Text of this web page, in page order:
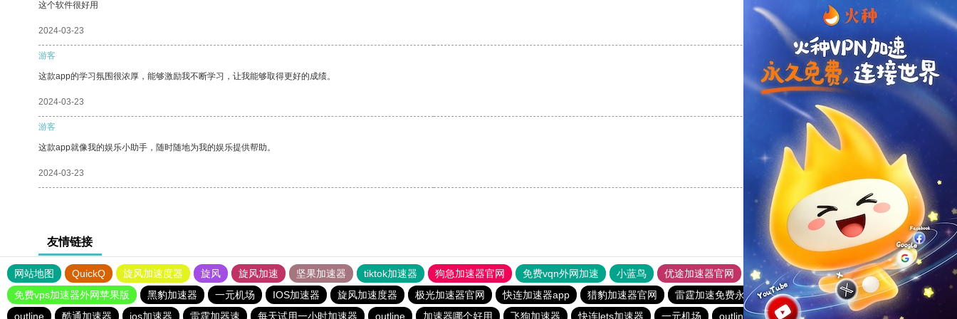
这个软件很好用
2024-03-23
游客
这款app的学习氛围很浓厚，能够激励我不断学习，让我能够取得更好的成绩。
2024-03-23 反对
游客
这款app就像我的娱乐小助手，随时随地为我的娱乐提供帮助。
2024-03-23 反对[0]
友情链接
网站地图 QuickQ 旋风加速度器 旋风 旋风加速 坚果加速器 tiktok加速器 狗急加速器官网 免费vqn外网加速 小蓝鸟 优途加速器官网 风驰加速器 旋风加速器
八戒看书
免费vps加速器外网苹果版
黑豹加速器 一元机场 IOS加速器 旋风加速度器 极光加速器官网 快连加速器app 猎豹加速器官网 雷霆加速免费永久 vp加速器官网
雷霆加器速
outline
酷通加速器 ios加速器 雷霆加器速 每天试用一小时加速器 outline 加速器哪个好用 飞狗加速器 快连lets加速器 一元机场 outline outline outline 极风加速器